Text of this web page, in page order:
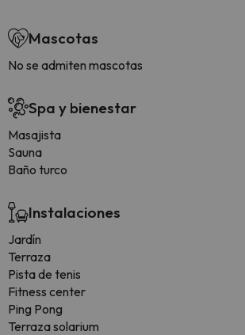
Mascotas
No se admiten mascotas
Spa y bienestar
Masajista
Sauna
Baño turco
Instalaciones
Jardín
Terraza
Pista de tenis
Fitness center
Ping Pong
Terraza solarium